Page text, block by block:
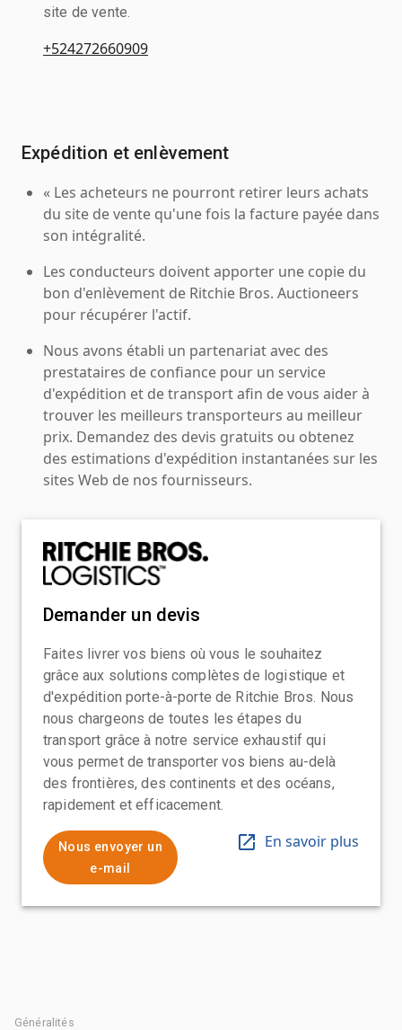
site de vente.
+524272660909
Expédition et enlèvement
« Les acheteurs ne pourront retirer leurs achats
du site de vente qu'une fois la facture payée dans
son intégralité.
Les conducteurs doivent apporter une copie du
bon d'enlèvement de Ritchie Bros. Auctioneers
pour récupérer l'actif.
Nous avons établi un partenariat avec des
prestataires de confiance pour un service
d'expédition et de transport afin de vous aider à
trouver les meilleurs transporteurs au meilleur
prix. Demandez des devis gratuits ou obtenez
des estimations d'expédition instantanées sur les
sites Web de nos fournisseurs.
Demander un devis
Faites livrer vos biens où vous le souhaitez
grâce aux solutions complètes de logistique et
d'expédition porte-à-porte de Ritchie Bros. Nous
nous chargeons de toutes les étapes du
transport grâce à notre service exhaustif qui
vous permet de transporter vos biens au-delà
des frontières, des continents et des océans,
rapidement et efficacement.
Nous envoyer un
e-mail
En savoir plus
Généralités